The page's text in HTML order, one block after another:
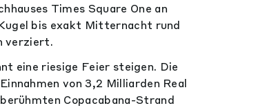
Times Square One an
bis exakt Mitternacht rund
verziert.
eine riesige Feier steigen. Die
von 3,2 Milliarden Real
Copacabana-Strand